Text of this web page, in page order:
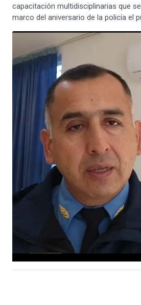
capacitación multidisciplinarias que
marco del aniversario de la policía el